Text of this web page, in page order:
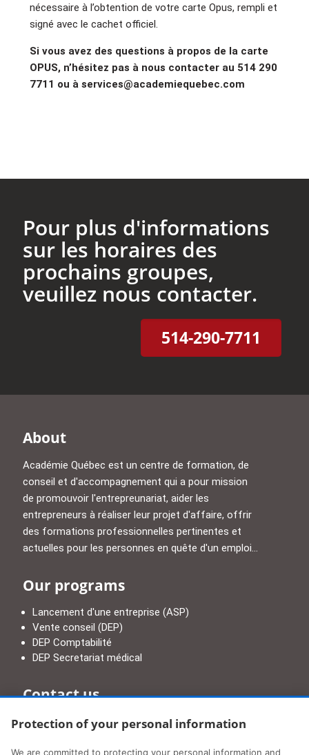
nécessaire à l’obtention de votre carte Opus, rempli et
signé avec le cachet officiel.
Si vous avez des questions à propos de la carte
OPUS, n’hésitez pas à nous contacter au 514 290
7711 ou à services@academiequebec.com
Pour plus d'informations
sur les horaires des
prochains groupes,
veuillez nous contacter.
514-290-7711
About
Académie Québec est un centre de formation, de
conseil et d'accompagnement qui a pour mission
de promouvoir l'entrepreunariat, aider les
entrepreneurs à réaliser leur projet d'affaire, offrir
des formations professionnelles pertinentes et
actuelles pour les personnes en quête d'un emploi...
Our programs
Lancement d'une entreprise (ASP)
Vente conseil (DEP)
DEP Comptabilité
DEP Secretariat médical
Contact us
Académie Québec
Protection of your personal information
We are committed to protecting your personal information and